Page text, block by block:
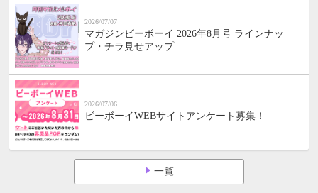
2026/07/07
マガジンビーボーイ 2026年8月号 ラインナッ
プ・チラ見せアップ
2026/07/06
ビーボーイWEBサイトアンケート募集！
一覧